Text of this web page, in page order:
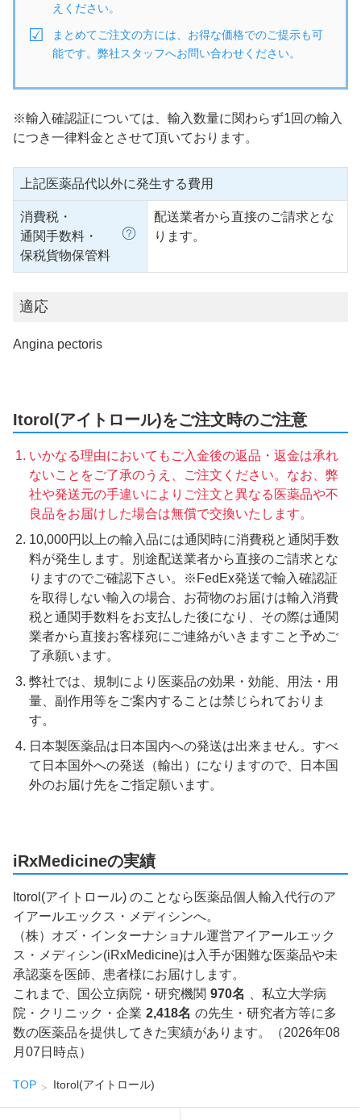
えください。
まとめてご注文の方には、お得な価格でのご提示も可
能です。弊社スタッフへお問い合わせください。
※輸入確認証については、輸入数量に関わらず1回の輸入
につき一律料金とさせて頂いております。
上記医薬品代以外に発生する費用
消費税・
通関手数料・
保税貨物保管料
配送業者から直接のご請求とな
ります。
適応
Angina pectoris
Itorol(アイトロール)をご注文時のご注意
いかなる理由においてもご入金後の返品・返金は承れ
ないことをご了承のうえ、ご注文ください。なお、弊
社や発送元の手違いによりご注文と異なる医薬品や不
良品をお届けした場合は無償で交換いたします。
10,000円以上の輸入品には通関時に消費税と通関手数
料が発生します。別途配送業者から直接のご請求とな
りますのでご確認下さい。※FedEx発送で輸入確認証
を取得しない輸入の場合、お荷物のお届けは輸入消費
税と通関手数料をお支払した後になり、その際は通関
業者から直接お客様宛にご連絡がいきますこと予めご
了承願います。
弊社では、規制により医薬品の効果・効能、用法・用
量、副作用等をご案内することは禁じられておりま
す。
日本製医薬品は日本国内への発送は出来ません。すべ
て日本国外への発送（輸出）になりますので、日本国
外のお届け先をご指定願います。
iRxMedicineの実績
Itorol(アイトロール) のことなら医薬品個人輸入代行のア
イアールエックス・メディシンへ。
（株）オズ・インターナショナル運営アイアールエック
ス・メディシン(iRxMedicine)は入手が困難な医薬品や未
承認薬を医師、患者様にお届けします。
これまで、国公立病院・研究機関 970名
、私立大学病
院・クリニック・企業 2,418名 の先生・研究者方等に多
数の医薬品を提供してきた実績があります。（2026年08
月07日時点）
TOP Itorol(アイトロール)